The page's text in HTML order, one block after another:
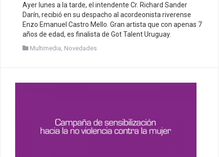
Ayer lunes a la tarde, el intendente Cr. Richard Sander
Darín, recibió en su despacho al acordeonista riverense
Enzo Emanuel Castro Mello. Gran artista que con apenas 7
años de edad, es finalista de Got Talent Uruguay.
Multimedia Novedades